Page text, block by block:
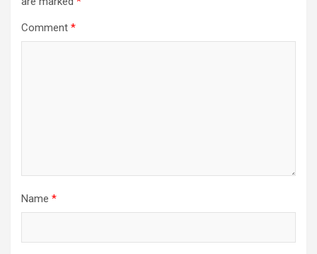
Comment *
Name *